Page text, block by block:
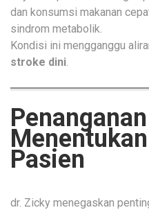
dan konsumsi makanan
sindrom metabolik.
Kondisi ini mengganggu
stroke dini.
Pasien
dr. Zicky menegaskan